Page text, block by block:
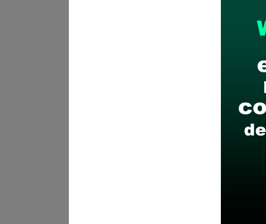
SEDE
16 de
SEDE - UGEL LEONCIO
Ver aquí